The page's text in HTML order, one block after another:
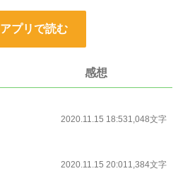
アプリで読む
感想
2020.11.15 18:531,048文字
2020.11.15 20:011,384文字